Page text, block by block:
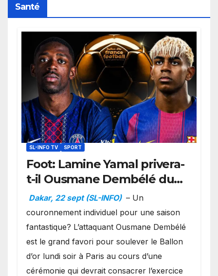
Santé
SL-INFO TV SPORT
Foot: Lamine Yamal privera-
t-il Ousmane Dembélé du
Ballon d’or ?
Dakar, 22 sept (SL-INFO) – Un
couronnement individuel pour une saison
fantastique? L’attaquant Ousmane Dembélé
est le grand favori pour soulever le Ballon
d’or lundi soir à Paris au cours d’une
cérémonie qui devrait consacrer l’exercice